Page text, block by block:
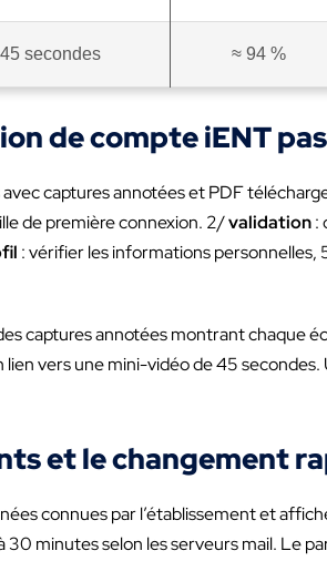
secondes ≈ 94 %
de compte iENT
captures annotées et PDF
de première connexion. 2/validation:
: vérifier les informations personnelles,
captures annotées montrant chaque
vers une mini-vidéo de 45
et le changement
connues par l’établissement et
minutes selon les serveurs mail. Le